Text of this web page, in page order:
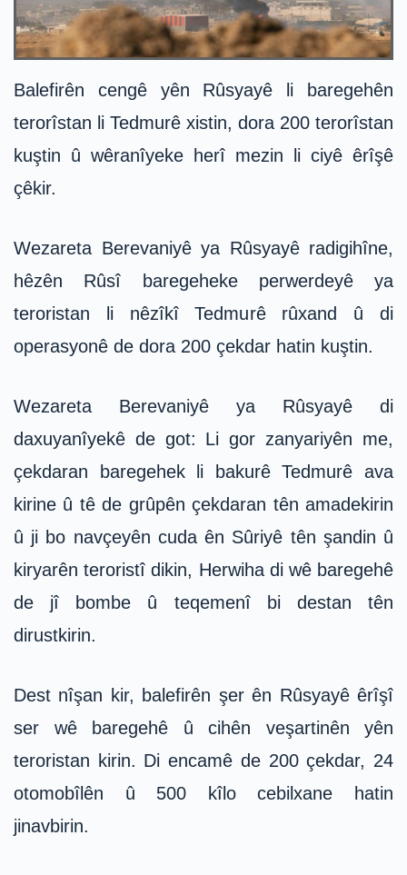
Balefirên cengê yên Rûsyayê li baregehên
terorîstan li Tedmurê xistin, dora 200 terorîstan
kuştin û wêranîyeke herî mezin li ciyê êrîşê
çêkir.
Wezareta Berevaniyê ya Rûsyayê radigihîne,
hêzên Rûsî baregeheke perwerdeyê ya
teroristan li nêzîkî Tedmurê rûxand û di
operasyonê de dora 200 çekdar hatin kuştin.
Wezareta Berevaniyê ya Rûsyayê di
daxuyanîyekê de got: Li gor zanyariyên me,
çekdaran baregehek li bakurê Tedmurê ava
kirine û tê de grûpên çekdaran tên amadekirin
û ji bo navçeyên cuda ên Sûriyê tên şandin û
kiryarên teroristî dikin, Herwiha di wê baregehê
de jî bombe û teqemenî bi destan tên
dirustkirin.
Dest nîşan kir, balefirên şer ên Rûsyayê êrîşî
ser wê baregehê û cihên veşartinên yên
teroristan kirin. Di encamê de 200 çekdar, 24
otomobîlên û 500 kîlo cebilxane hatin
jinavbirin.